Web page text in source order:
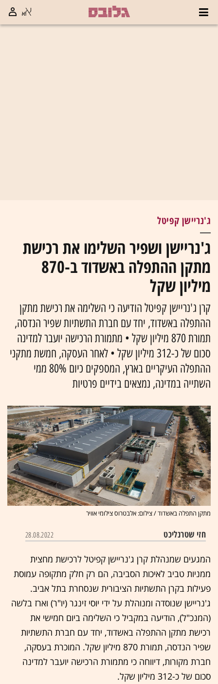
ג'נריישן קפיטל
ג'נריישן ושפיר השלימו את רכישת
מתקן ההתפלה באשדוד ב-870
מיליון שקל
קרן ג'נריישן קפיטל הודיעה כי השלימה את רכישת מתקן
ההתפלה באשדוד, יחד עם חברת התשתיות שפיר הנדסה,
תמורת 870 מיליון שקל • מתמורת הרכישה יועבר למדינה
סכום של כ-312 מיליון שקל • לאחר העסקה, חמשת מתקני
ההתפלה העיקריים בארץ, המספקים כיום 80% ממי
השתייה במדינה, נמצאים בידיים פרטיות
מתקן התפלה באשדוד / צילום: אלבטרוס צילומי אוויר
חזי שטרנליכט 28.08.2022
המגעים שמנהלת קרן ג'נריישן קפיטל לרכישת מחצית
ממניות טביב לאיכות הסביבה, הם רק חלק מתקופה עמוסת
פעילות בקרן התשתיות הציבורית שנסחרת בתל אביב.
ג'נריישן שנוסדה ומנוהלת על ידי יוסי זינגר (יו"ר) וארז בלשה
(המנכ"ל), הודיעה במקביל כי השלימה ביום חמישי את
רכישת מתקן ההתפלה באשדוד, יחד עם חברת התשתיות
שפיר הנדסה, תמורת 870 מיליון שקל. המוכרת בעסקה,
חברת מקורות, דיווחה כי מתמורת הרכישה יועבר למדינה
סכום של כ-312 מיליון שקל.